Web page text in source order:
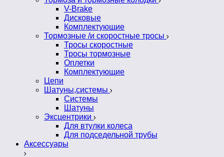
V-Brake
Дисковые
Комплектующие
Тормозные /и скоростные тросы
Тросы скоростные
Тросы тормозные
Оплетки
Комплектующие
Цепи
Шатуны,системы
Системы
Шатуны
Эксцентрики
Для втулки колеса
Для подседельной трубы
Аксессуары